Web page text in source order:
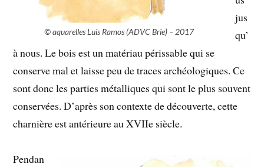
© aquarelles Luis Ramos (ADVC Brie) – 2017
jus
qu’
à nous. Le bois est un matériau périssable qui se
conserve mal et laisse peu de traces archéologiques. Ce
sont donc les parties métalliques qui sont le plus souvent
conservées. D’après son contexte de découverte, cette
charnière est antérieure au XVIIe siècle.
Pendan